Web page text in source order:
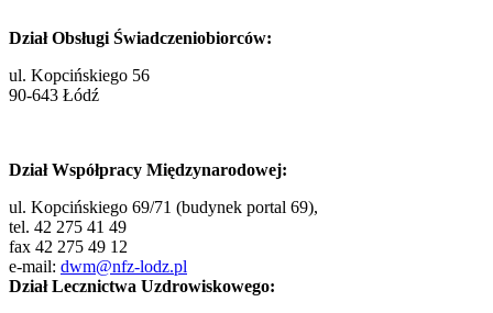
Dział Obsługi Świadczeniobiorców:
ul. Kopcińskiego 56
90-643 Łódź
Dział Współpracy Międzynarodowej:
ul. Kopcińskiego 69/71 (budynek portal 69),
tel. 42 275 41 49
fax 42 275 49 12
e-mail: dwm@nfz-lodz.pl
Dział Lecznictwa Uzdrowiskowego: